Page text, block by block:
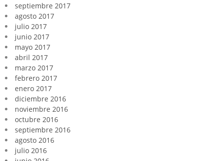
septiembre 2017
agosto 2017
julio 2017
junio 2017
mayo 2017
abril 2017
marzo 2017
febrero 2017
enero 2017
diciembre 2016
noviembre 2016
octubre 2016
septiembre 2016
agosto 2016
julio 2016